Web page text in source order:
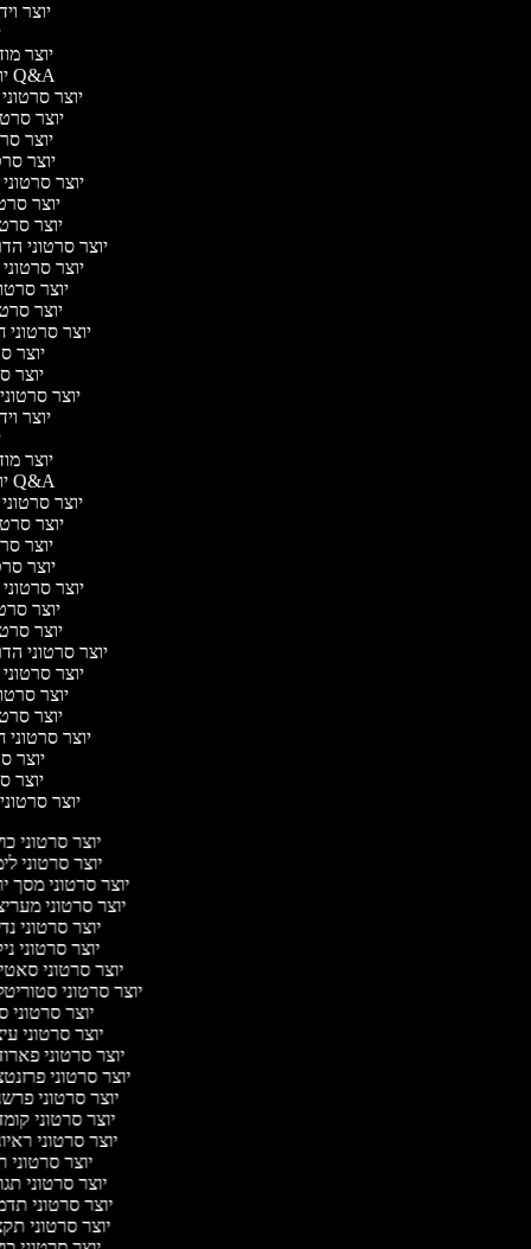
יוצר
יוצר
יוצר סרטוני Q&A
יוצר סרטוני
יוצר
יוצר
יוצר
יוצר סרטוני
יוצר
יוצר
יוצר סרטוני
יוצר סרטוני
יוצר
יוצר
יוצר סרטוני
יוצר
יוצר
יוצר
יוצר
יוצר
יוצר סרטוני Q&A
יוצר סרטוני
יוצר
יוצר
יוצר
יוצר סרטוני
יוצר
יוצר
יוצר סרטוני
יוצר סרטוני
יוצר
יוצר
יוצר סרטוני
יוצר
יוצר
יוצר
יוצר סרטוני
יוצר סרטוני
יוצר סרטוני מסך
יוצר סרטוני
יוצר סרטוני
יוצר סרטוני
יוצר סרטוני
יוצר סרטוני
יוצר סרטוני
יוצר סרטוני
יוצר סרטוני
יוצר סרטוני
יוצר סרטוני
יוצר סרטוני
יוצר סרטוני
יוצר
יוצר סרטוני
יוצר סרטוני
יוצר סרטוני